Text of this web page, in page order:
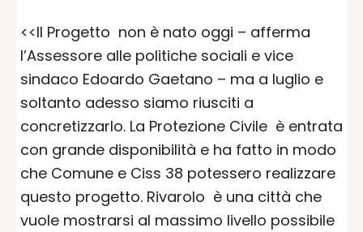
<<Il Progetto non è nato oggi – afferma
l’Assessore alle politiche sociali e vice
sindaco Edoardo Gaetano – ma a luglio e
soltanto adesso siamo riusciti a
concretizzarlo. La Protezione Civile è entrata
con grande disponibilità e ha fatto in modo
che Comune e Ciss 38 potessero realizzare
questo progetto. Rivarolo è una città che
vuole mostrarsi al massimo livello possibile